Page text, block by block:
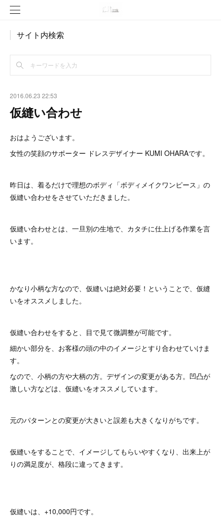
サイト内検索
2016.06.23 22:53
仮縫い合わせ
おはようございます。
女性の笑顔のサポーター ドレスデザイナー KUMI OHARAです。
昨日は、着るだけで理想のボディ「ボディメイクワンピース」の
仮縫い合わせをさせていただきました。
仮縫い合わせとは、一旦別の生地で、カタチに仕上げる作業を言
います。
かなり小柄な方なので、仮縫いは絶対必要！ということで、仮縫
いをオススメしました。
仮縫い合わせをすると、目で見て微調整が可能です。
細かい部分を、お客様の頭の中のイメージとすり合わせていけま
す。
なので、小柄の方や大柄の方。デザインの変更がある方。凹凸が
激しい方などは、仮縫いをオススメしています。
元のパターンとの変更が大きいと誤差も大きくなりがちです。
仮縫いをすることで、イメージしてもらいやすくなり、出来上が
りの満足度が、格段に違ってきます。
仮縫いは、+10,000円です。